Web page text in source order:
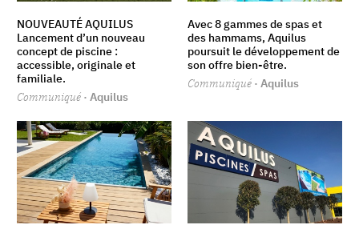
NOUVEAUTÉ AQUILUS
Lancement d’un nouveau
concept de piscine :
accessible, originale et
familiale.
Communiqué · Aquilus
Avec 8 gammes de spas et
des hammams, Aquilus
poursuit le développement de
son offre bien-être.
Communiqué · Aquilus